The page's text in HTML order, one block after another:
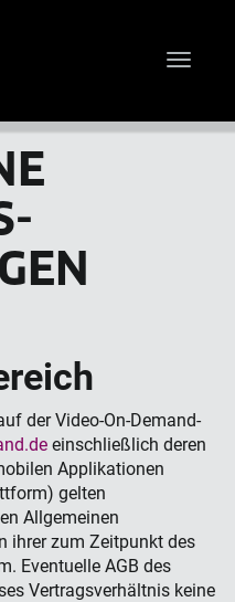
Toggle
der Video-On-Demand-
einschließlich deren
Applikationen
gelten
Allgemeinen
ihrer zum Zeitpunkt des
Eventuelle AGB des
Vertragsverhältnis keine